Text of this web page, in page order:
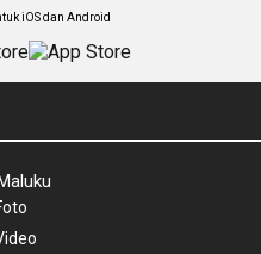
iOS dan Android